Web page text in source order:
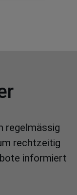
regelmässig
rechtzeitig
informiert